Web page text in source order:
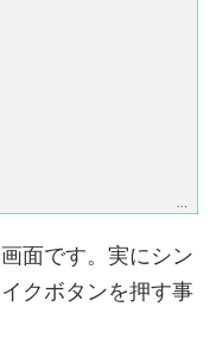
面です。実にシン
クボタンを押す事